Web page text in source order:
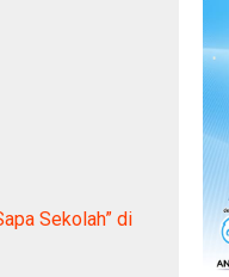
Sekolah” di